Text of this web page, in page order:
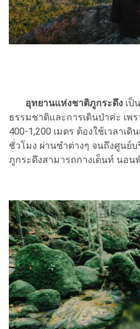
อุทยานแห่งชาติภูกระดึง เป็
ธรรมชาติและการเดินป่าค่ะ เพ
400-1,200 เมตร ต้องใช้เวลาเ
ชั่วโมง ผ่านซำต่างๆ จนถึงศูนย์
ภูกระดึงสามารถกางเต็นท์ นอ